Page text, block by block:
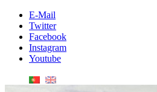
E-Mail
Twitter
Facebook
Instagram
Youtube